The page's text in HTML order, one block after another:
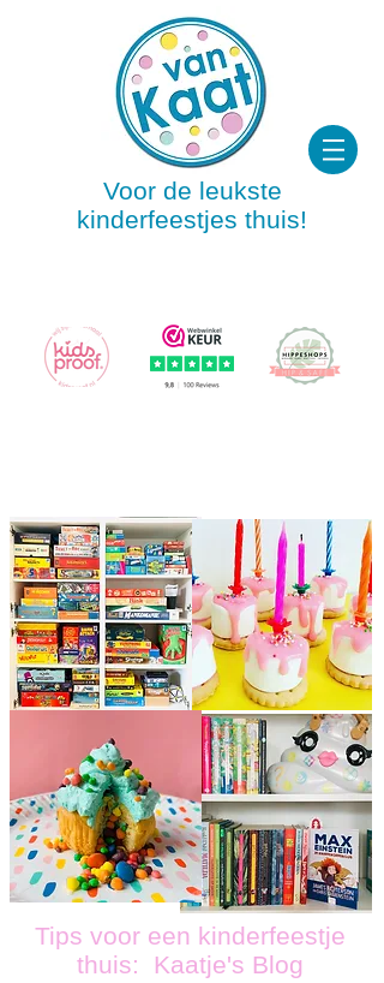
Voor de leukste
kinderfeestjes thuis!
Tips voor een kinderfeestje
thuis: Kaatje's Blog